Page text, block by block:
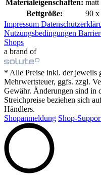
Materialeigenschaften: matt
Bettgröße:
90 x
Impressum
Nutzungsbedingungen
Shops
a brand of
* Alle Preise inkl. der jeweils
Mehrwertsteuer, ggfs. zzgl.
Gewähr. Änderungen sind in
Streichpreise beziehen sich
Händlers.
Shopanmeldung Shop-